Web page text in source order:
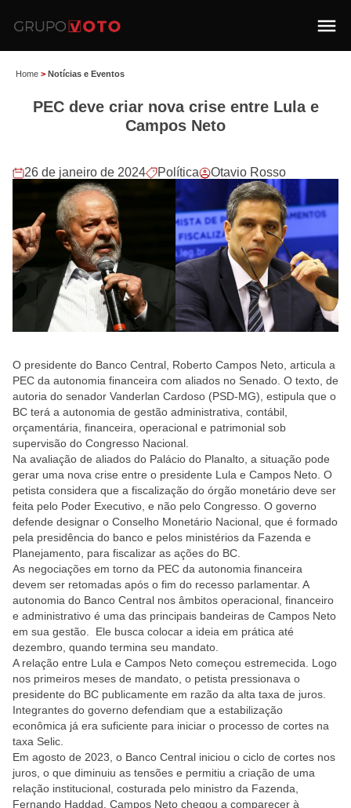
Home > Notícias e Eventos
PEC deve criar nova crise entre Lula e
Campos Neto
26 de janeiro de 2024 Política Otavio Rosso
O presidente do Banco Central, Roberto Campos Neto, articula a
PEC da autonomia financeira com aliados no Senado. O texto, de
autoria do senador Vanderlan Cardoso (PSD-MG), estipula que o
BC terá a autonomia de gestão administrativa, contábil,
orçamentária, financeira, operacional e patrimonial sob
supervisão do Congresso Nacional.
Na avaliação de aliados do Palácio do Planalto, a situação pode
gerar uma nova crise entre o presidente Lula e Campos Neto. O
petista considera que a fiscalização do órgão monetário deve ser
feita pelo Poder Executivo, e não pelo Congresso. O governo
defende designar o Conselho Monetário Nacional, que é formado
pela presidência do banco e pelos ministérios da Fazenda e
Planejamento, para fiscalizar as ações do BC.
As negociações em torno da PEC da autonomia financeira
devem ser retomadas após o fim do recesso parlamentar. A
autonomia do Banco Central nos âmbitos operacional, financeiro
e administrativo é uma das principais bandeiras de Campos Neto
em sua gestão. Ele busca colocar a ideia em prática até
dezembro, quando termina seu mandato.
A relação entre Lula e Campos Neto começou estremecida. Logo
nos primeiros meses de mandato, o petista pressionava o
presidente do BC publicamente em razão da alta taxa de juros.
Integrantes do governo defendiam que a estabilização
econômica já era suficiente para iniciar o processo de cortes na
taxa Selic.
Em agosto de 2023, o Banco Central iniciou o ciclo de cortes nos
juros, o que diminuiu as tensões e permitiu a criação de uma
relação institucional, costurada pelo ministro da Fazenda,
Fernando Haddad. Campos Neto chegou a comparecer à